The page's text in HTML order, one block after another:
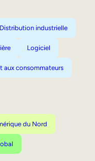
Distribution industrielle
Logiciel
aux consommateurs
du Nord